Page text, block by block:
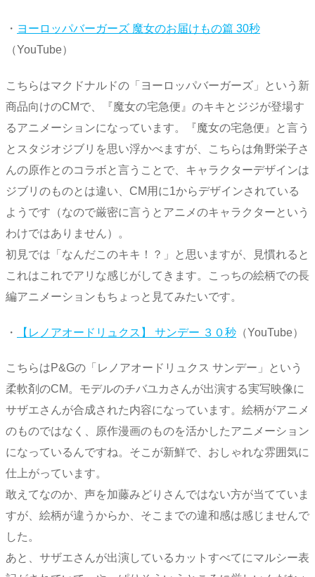
・ ヨーロッパバーガーズ 魔女のお届けもの篇 30秒
（YouTube）
こちらはマクドナルドの「ヨーロッパバーガーズ」という新
商品向けのCMで、『魔女の宅急便』のキキとジジが登場す
るアニメーションになっています。『魔女の宅急便』と言う
とスタジオジブリを思い浮かべますが、こちらは角野栄子さ
んの原作とのコラボと言うことで、キャラクターデザインは
ジブリのものとは違い、CM用に1からデザインされている
ようです（なので厳密に言うとアニメのキャラクターという
わけではありません）。
初見では「なんだこのキキ！？」と思いますが、見慣れると
これはこれでアリな感じがしてきます。こっちの絵柄での長
編アニメーションもちょっと見てみたいです。
・ 【レノアオードリュクス】 サンデー ３０秒 （YouTube）
こちらはP&Gの「レノアオードリュクス サンデー」という
柔軟剤のCM。モデルのチバユカさんが出演する実写映像に
サザエさんが合成された内容になっています。絵柄がアニメ
のものではなく、原作漫画のものを活かしたアニメーション
になっているんですね。そこが新鮮で、おしゃれな雰囲気に
仕上がっています。
敢えてなのか、声を加藤みどりさんではない方が当てていま
すが、絵柄が違うからか、そこまでの違和感は感じませんで
した。
あと、サザエさんが出演しているカットすべてにマルシー表